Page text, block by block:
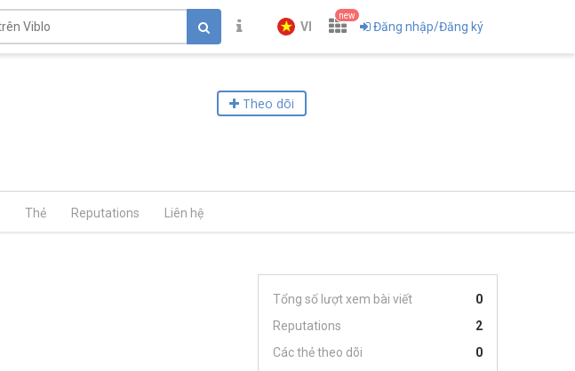
VI
new
Đăng nhập/Đăng ký
Theo dõi
Thẻ Reputations Liên hệ
Tổng số lượt xem bài viết
0
Reputations
2
Các thẻ theo dõi
0